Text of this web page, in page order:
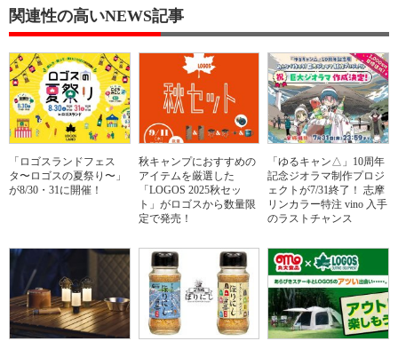
関連性の高いNEWS記事
「ロゴスランドフェス
タ〜ロゴスの夏祭り〜」
が8/30・31に開催！
秋キャンプにおすすめの
アイテムを厳選した
「LOGOS 2025秋セッ
ト」がロゴスから数量限
定で発売！
「ゆるキャン△」10周年
記念ジオラマ制作プロジ
ェクトが7/31終了！ 志摩
リンカラー特注 vino 入手
のラストチャンス